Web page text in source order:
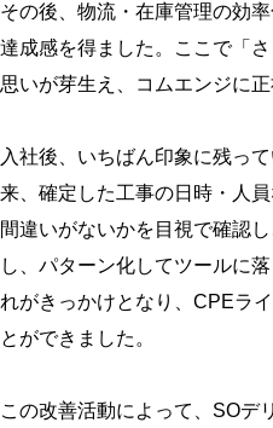
その後、物流・在庫管理の効
達成感を得ました。ここで「
思いが芽生え、コムエンジに
入社後、いちばん印象に残っ
来、確定した工事の日時・人
間違いがないかを目視で確認
し、パターン化してツールに
れがきっかけとなり、CPEラ
とができました。
この改善活動によって、SOデ